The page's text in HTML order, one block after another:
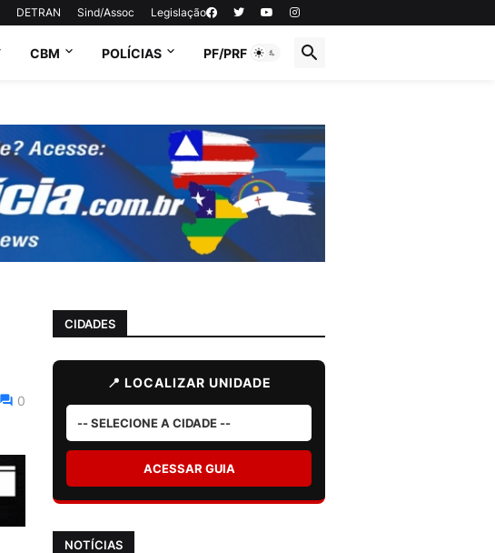
DETRAN Sind/Assoc Legislação
CBM POLÍCIAS PF/PRF
0
CIDADES
📍 LOCALIZAR UNIDADE
ACESSAR GUIA
NOTÍCIAS